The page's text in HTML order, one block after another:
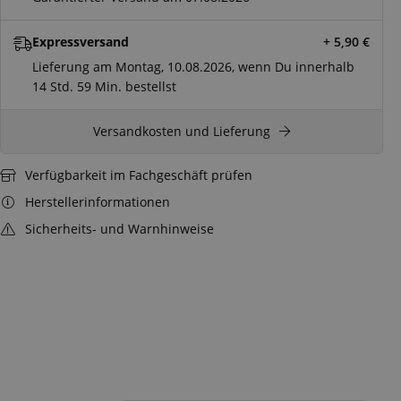
Expressversand + 5,90 €
Lieferung am Montag, 10.08.2026, wenn Du innerhalb
14 Std. 59 Min. bestellst
Versandkosten und Lieferung
Verfügbarkeit im Fachgeschäft prüfen
Herstellerinformationen
Sicherheits- und Warnhinweise